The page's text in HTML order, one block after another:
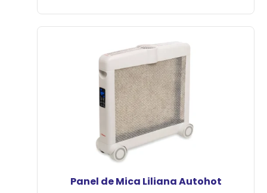
Panel de Mica Liliana Autohot